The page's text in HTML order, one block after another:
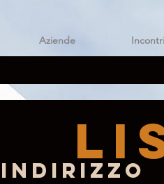
Aziende
Indirizzo